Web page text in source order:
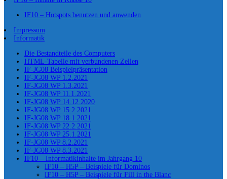
IF10 – Hotspots benutzen und anwenden
Impressum
Informatik
Die Bestandteile des Computers
HTML-Tabelle mit verbundenen Zellen
IF-JG08 Beispielpräsentation
IF-JG08 WP 1.2.2021
IF-JG08 WP 1.3.2021
IF-JG08 WP 11.1.2021
IF-JG08 WP 14.12.2020
IF-JG08 WP 15.2.2021
IF-JG08 WP 18.1.2021
IF-JG08 WP 22.2.2021
IF-JG08 WP 25.1.2021
IF-JG08 WP 8.2.2021
IF-JG08 WP 8.3.2021
IF10 – Informatikinhalte im Jahrgang 10
IF10 – H5P – Beispiele für Dominos
IF10 – H5P – Beispiele für Fill in the Blanc